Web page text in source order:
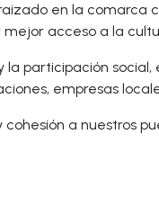
en la comarca
acceso a la
la participación
empresas
a nuestros